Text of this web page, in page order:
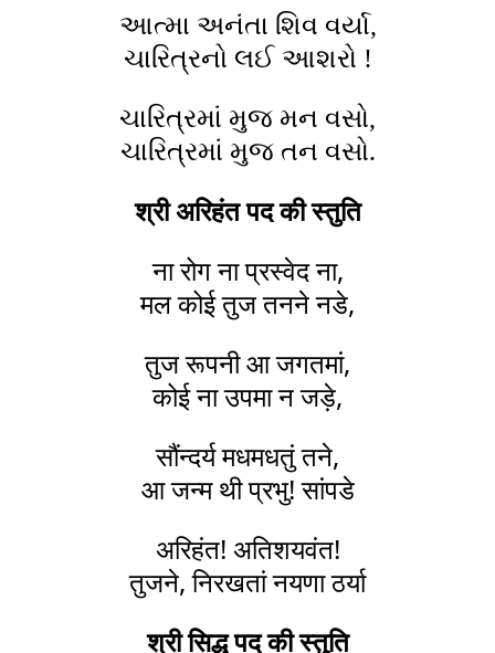
આત્મા અનંતા શિવ વર્યા,
ચારિત્રનો લઈ આશરો !
ચારિત્રમાં મુજ મન વસો,
ચારિત્રમાં મુજ તન વસો.
श्री अरिहंत पद की स्तुति
ना रोग ना प्रस्वेद ना,
मल कोई तुज तनने नडे,
तुज रूपनी आ जगतमां,
कोई ना उपमा न जड़े,
सौंन्दर्य मधमधतुं तने,
आ जन्म थी प्रभु! सांपडे
अरिहंत! अतिशयवंत!
तुजने, निरखतां नयणा ठर्या
श्री सिद्ध पद की स्तुति